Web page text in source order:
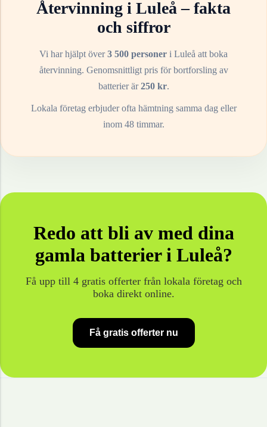
Återvinning i Luleå– fakta
och siffror
Vi har hjälpt över3 500 personer i Luleå att boka
återvinning. Genomsnittligt pris för bortforsling av
batterierär250kr.
Lokala företag erbjuder ofta hämtning samma dag eller
inom 48 timmar.
Redo att bli av med dina
gamla batterieri Luleå?
Få upp till 4 gratis offerter från lokala företag och
boka direkt online.
Få gratis offerter nu